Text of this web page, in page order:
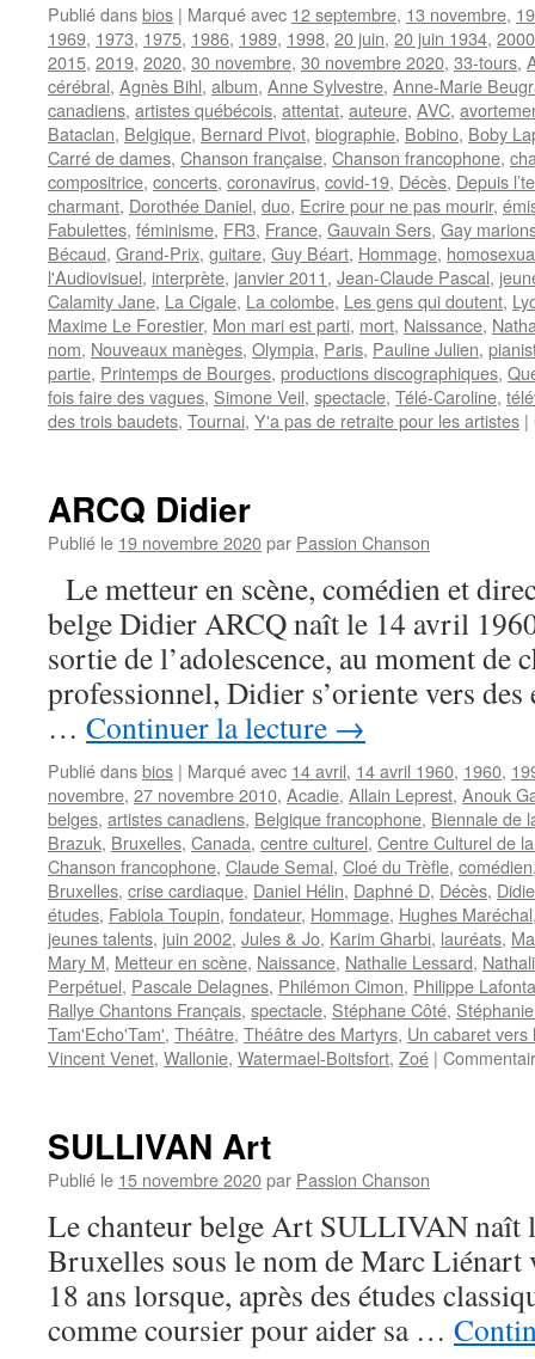
Publié dansbios | Marqué avec 12 septembre, 13 novembre,
1969, 1973, 1975, 1986, 1989, 1998, 20 juin, 20 juin 1934, 2000
2015, 2019, 2020, 30 novembre, 30 novembre 2020, 33-tours,
cérébral, Agnès Bihl, album, Anne Sylvestre, Anne-Marie
canadiens, artistes québécois, attentat, auteure, AVC,
Bataclan, Belgique, Bernard Pivot, biographie, Bobino, Boby
Carré de dames, Chanson française, Chanson francophone,
compositrice, concerts, coronavirus, covid-19, Décès, Depuis
charmant, Dorothée Daniel, duo, Ecrire pour ne pas mourir,
Fabulettes, féminisme, FR3, France, Gauvain Sers, Gay
Bécaud, Grand-Prix, guitare, Guy Béart, Hommage,
l'Audiovisuel, interprète, janvier 2011, Jean-Claude Pascal,
Calamity Jane, La Cigale, La colombe, Les gens qui doutent,
Maxime Le Forestier, Mon mari est parti, mort, Naissance,
nom, Nouveaux manèges, Olympia, Paris, Pauline Julien,
partie, Printemps de Bourges, productions discographiques,
fois faire des vagues, Simone Veil, spectacle, Télé-Caroline,
des trois baudets, Tournai, Y'a pas de retraite pour les artistes |
ARCQ Didier
Publié le 19 novembre 2020par Passion Chanson
Le metteur en scène, comédien et
belge Didier ARCQ naît le 14 avril
sortie de l’adolescence, au moment de
professionnel, Didier s’oriente vers
… Continuer la lecture →
Publié dansbios | Marqué avec 14 avril, 14 avril 1960, 1960,
novembre, 27 novembre 2010, Acadie, Allain Leprest, Anouk
belges, artistes canadiens, Belgique francophone, Biennale de
Brazuk, Bruxelles, Canada, centre culturel, Centre Culturel de
Chanson francophone, Claude Semal, Cloé du Trèfle, comédien
Bruxelles, crise cardiaque, Daniel Hélin, Daphné D, Décès,
études, Fabiola Toupin, fondateur, Hommage, Hughes Maréchal
jeunes talents, juin 2002, Jules & Jo, Karim Gharbi, lauréats,
Mary M, Metteur en scène, Naissance, Nathalie Lessard,
Perpétuel, Pascale Delagnes, Philémon Cimon, Philippe
Rallye Chantons Français, spectacle, Stéphane Côté,
Tam'Echo'Tam', Théâtre, Théâtre des Martyrs, Un cabaret vers
Vincent Venet, Wallonie, Watermael-Boitsfort, Zoé |
SULLIVAN Art
Publié le 15 novembre 2020par Passion Chanson
Le chanteur belge Art SULLIVAN naît
Bruxelles sous le nom de Marc Liénart
18 ans lorsque, après des études
comme coursier pour aider sa …